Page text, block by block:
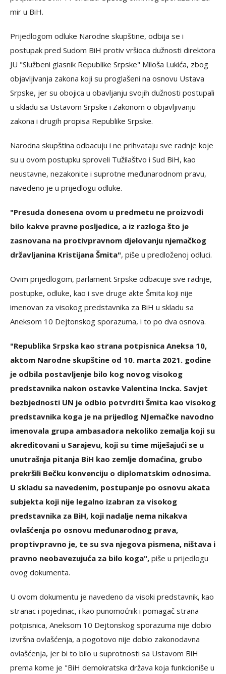
mir u BiH.
Prijedlogom odluke Narodne skupštine, odbija se i
postupak pred Sudom BiH protiv vršioca dužnosti direktora
JU "Službeni glasnik Republike Srpske" Miloša Lukića, zbog
objavljivanja zakona koji su proglašeni na osnovu Ustava
Srpske, jer su obojica u obavljanju svojih dužnosti postupali
u skladu sa Ustavom Srpske i Zakonom o objavljivanju
zakona i drugih propisa Republike Srpske.
Narodna skupština odbacuju i ne prihvataju sve radnje koje
su u ovom postupku sproveli Tužilaštvo i Sud BiH, kao
neustavne, nezakonite i suprotne međunarodnom pravu,
navedeno je u prijedlogu odluke.
"Presuda donesena ovom u predmetu ne proizvodi
bilo kakve pravne posljedice, a iz razloga što je
zasnovana na protivpravnom djelovanju njemačkog
državljanina Kristijana Šmita", piše u predloženoj odluci.
Ovim prijedlogom, parlament Srpske odbacuje sve radnje,
postupke, odluke, kao i sve druge akte Šmita koji nije
imenovan za visokog predstavnika za BiH u skladu sa
Aneksom 10 Dejtonskog sporazuma, i to po dva osnova.
"Republika Srpska kao strana potpisnica Aneksa 10,
aktom Narodne skupštine od 10. marta 2021. godine
je odbila postavljenje bilo kog novog visokog
predstavnika nakon ostavke Valentina Incka. Savjet
bezbjednosti UN je odbio potvrditi Šmita kao visokog
predstavnika koga je na prijedlog NJemačke navodno
imenovala grupa ambasadora nekoliko zemalja koji su
akreditovani u Sarajevu, koji su time miješajući se u
unutrašnja pitanja BiH kao zemlje domaćina, grubo
prekršili Bečku konvenciju o diplomatskim odnosima.
U skladu sa navedenim, postupanje po osnovu akata
subjekta koji nije legalno izabran za visokog
predstavnika za BiH, koji nadalje nema nikakva
ovlašćenja po osnovu međunarodnog prava,
proptivpravno je, te su sva njegova pismena, ništava i
pravno neobavezujuća za bilo koga", piše u prijedlogu
ovog dokumenta.
U ovom dokumentu je navedeno da visoki predstavnik, kao
stranac i pojedinac, i kao punomoćnik i pomagač strana
potpisnica, Aneksom 10 Dejtonskog sporazuma nije dobio
izvršna ovlašćenja, a pogotovo nije dobio zakonodavna
ovlašćenja, jer bi to bilo u suprotnosti sa Ustavom BiH
prema kome je "BiH demokratska država koja funkcioniše u